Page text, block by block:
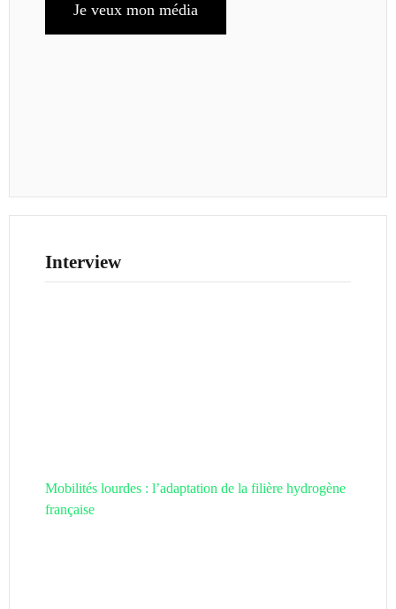
Je veux mon média
Interview
Mobilités lourdes : l’adaptation de la filière hydrogène
française